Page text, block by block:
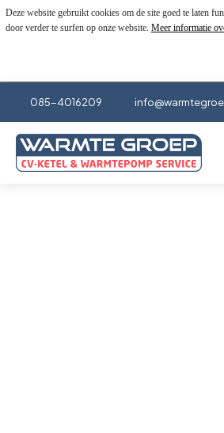
Deze website gebruikt cookies om de site goed te laten
door verder te surfen op onze website. Meer informatie
085-4016209